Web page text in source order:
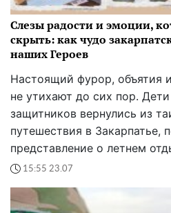
Слезы радости и эмоции,
скрыть: как чудо
наших Героев
Настоящий фурор, объятия
не утихают до сих пор.
защитников вернулись из
путешествия в Закарпатье,
представление о летнем
15:55 23.07